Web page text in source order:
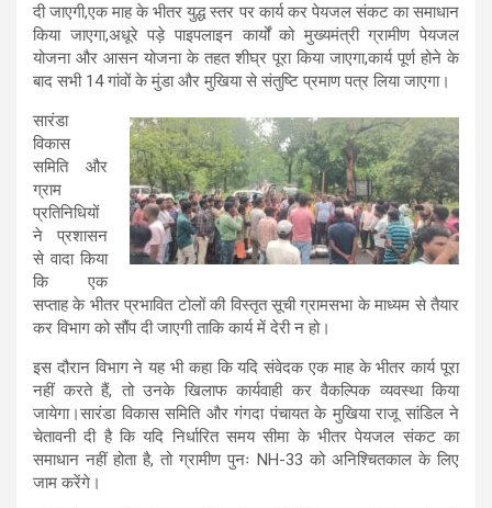
दी जाएगी,एक माह के भीतर युद्ध स्तर पर कार्य कर पेयजल संकट का समाधान
किया जाएगा,अधूरे पड़े पाइपलाइन कार्यों को मुख्यमंत्री ग्रामीण पेयजल
योजना और आसन योजना के तहत शीघ्र पूरा किया जाएगा,कार्य पूर्ण होने के
बाद सभी 14 गांवों के मुंडा और मुखिया से संतुष्टि प्रमाण पत्र लिया जाएगा।
सारंडा
विकास
समिति और
ग्राम
प्रतिनिधियों
ने प्रशासन
से वादा किया
कि एक
सप्ताह के भीतर प्रभावित टोलों की विस्तृत सूची ग्रामसभा के माध्यम से तैयार
कर विभाग को सौंप दी जाएगी ताकि कार्य में देरी न हो।
इस दौरान विभाग ने यह भी कहा कि यदि संवेदक एक माह के भीतर कार्य पूरा
नहीं करते हैं, तो उनके खिलाफ कार्यवाही कर वैकल्पिक व्यवस्था किया
जायेगा।सारंडा विकास समिति और गंगदा पंचायत के मुखिया राजू सांडिल ने
चेतावनी दी है कि यदि निर्धारित समय सीमा के भीतर पेयजल संकट का
समाधान नहीं होता है, तो ग्रामीण पुनः NH-33 को अनिश्चितकाल के लिए
जाम करेंगे।